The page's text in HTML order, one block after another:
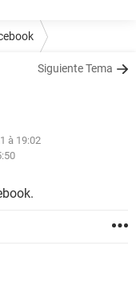
Siguiente Tema
à 19:02